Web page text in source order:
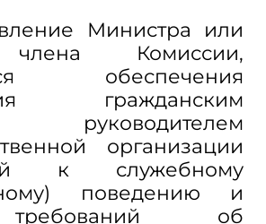
Министра или
Комиссии,
обеспечения
гражданским
руководителем
организации
к служебному
поведению и
об